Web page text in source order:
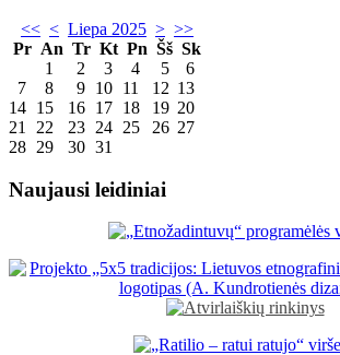
<< < Liepa 2025 > >>
Pr An Tr Kt Pn Šš Sk
1
2 3 4 5
6
7
8 9 10 11 12 13
14 15 16 17 18 19 20
21
22 23 24 25 26 27
28 29 30 31
Naujausi leidiniai